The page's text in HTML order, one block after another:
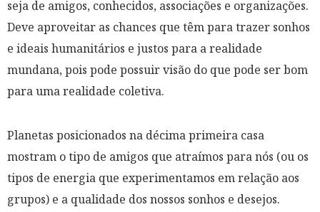
seja de amigos, conhecidos, associações e organizações.
Deve aproveitar as chances que têm para trazer sonhos
e ideais humanitários e justos para a realidade
mundana, pois pode possuir visão do que pode ser bom
para uma realidade coletiva.
Planetas posicionados na décima primeira casa
mostram o tipo de amigos que atraímos para nós (ou os
tipos de energia que experimentamos em relação aos
grupos) e a qualidade dos nossos sonhos e desejos.